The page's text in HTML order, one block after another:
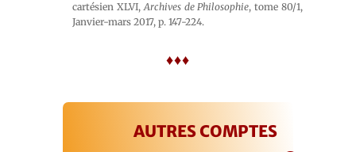
cartésien XLVI,Archives de Philosophie, tome 80/1,
Janvier-mars 2017, p. 147-224.
♦♦♦
AUTRES COMPTES